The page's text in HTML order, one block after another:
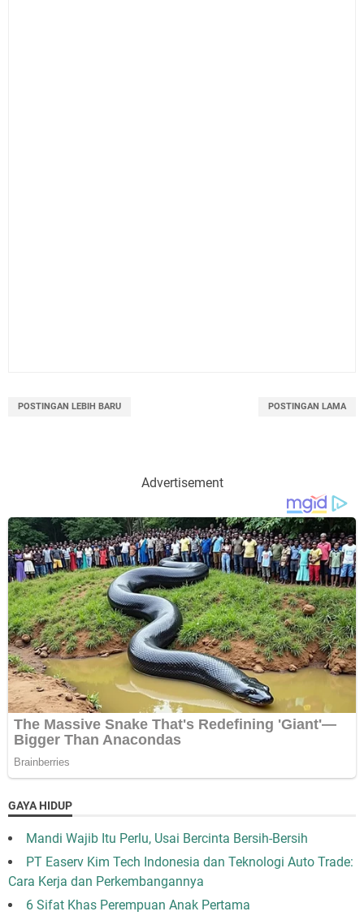
POSTINGAN LEBIH BARU POSTINGAN LAMA
Advertisement
GAYA HIDUP
Mandi Wajib Itu Perlu, Usai Bercinta Bersih-Bersih
PT Easerv Kim Tech Indonesia dan Teknologi Auto Trade:
Cara Kerja dan Perkembangannya
6 Sifat Khas Perempuan Anak Pertama